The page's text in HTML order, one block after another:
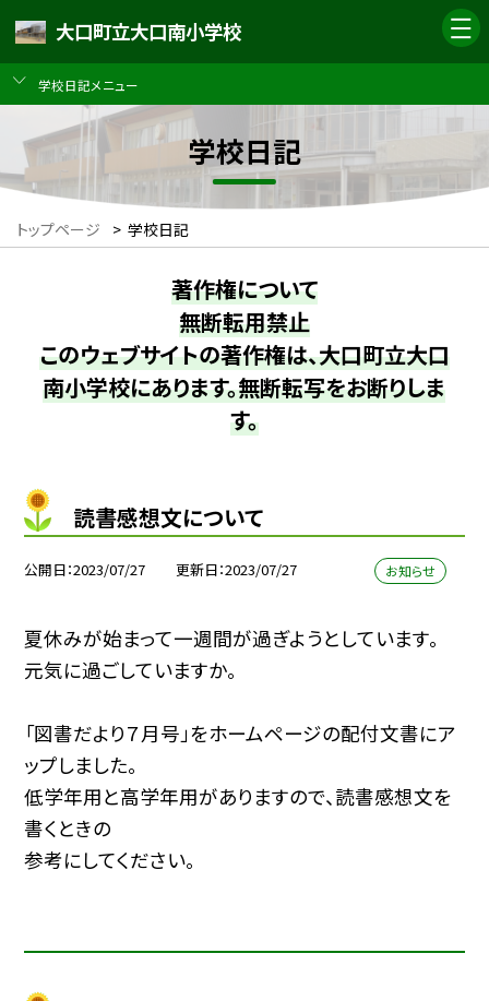
大口町立大口南小学校
学校日記メニュー
学校日記
トップページ > 学校日記
著作権について
無断転用禁止
このウェブサイトの著作権は、大口町立大口
南小学校にあります。無断転写をお断りしま
す。
読書感想文について
公開日 2023/07/27 更新日 2023/07/27 お知らせ
夏休みが始まって一週間が過ぎようとしています。
元気に過ごしていますか。
「図書だより７月号」をホームページの配付文書にア
ップしました。
低学年用と高学年用がありますので、読書感想文を
書くときの
参考にしてください。